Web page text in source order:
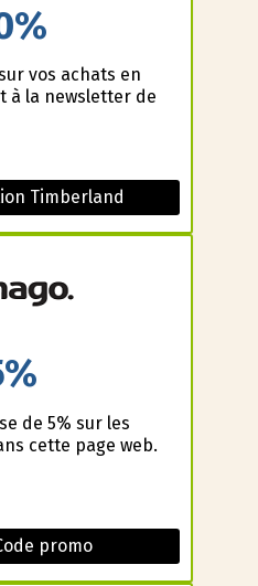
vos achats en
à la newsletter de
Timberland
de 5% sur les
cette page web.
promo